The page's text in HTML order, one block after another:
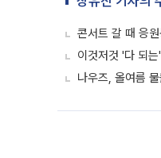
콘서트 갈 때 응
이것저것 '다 되
나우즈, 올여름